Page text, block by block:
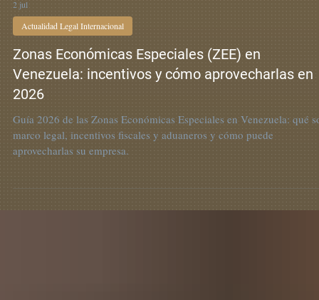
2 jul
Actualidad Legal Internacional
Zonas Económicas Especiales (ZEE) en
Venezuela: incentivos y cómo aprovecharlas en
2026
Guía 2026 de las Zonas Económicas Especiales en Venezuela: qué
marco legal, incentivos fiscales y aduaneros y cómo puede
aprovecharlas su empresa.